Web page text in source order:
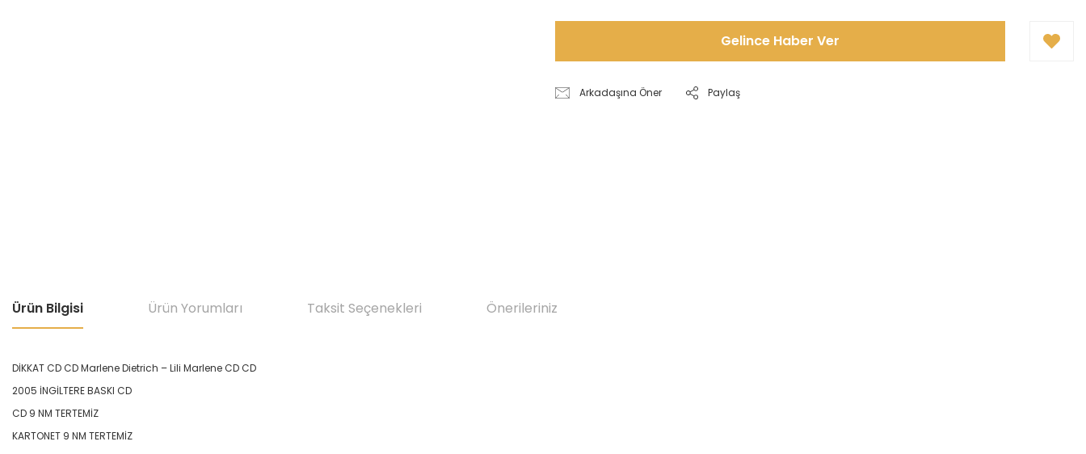
Gelince Haber Ver
Arkadaşına Öner Paylaş
Ürün Bilgisi Ürün Yorumları Taksit Seçenekleri Önerileriniz
DİKKAT CD CD Marlene Dietrich ‎– Lili Marlene CD CD
2005 İNGİLTERE BASKI CD
CD 9 NM TERTEMİZ
KARTONET 9 NM TERTEMİZ